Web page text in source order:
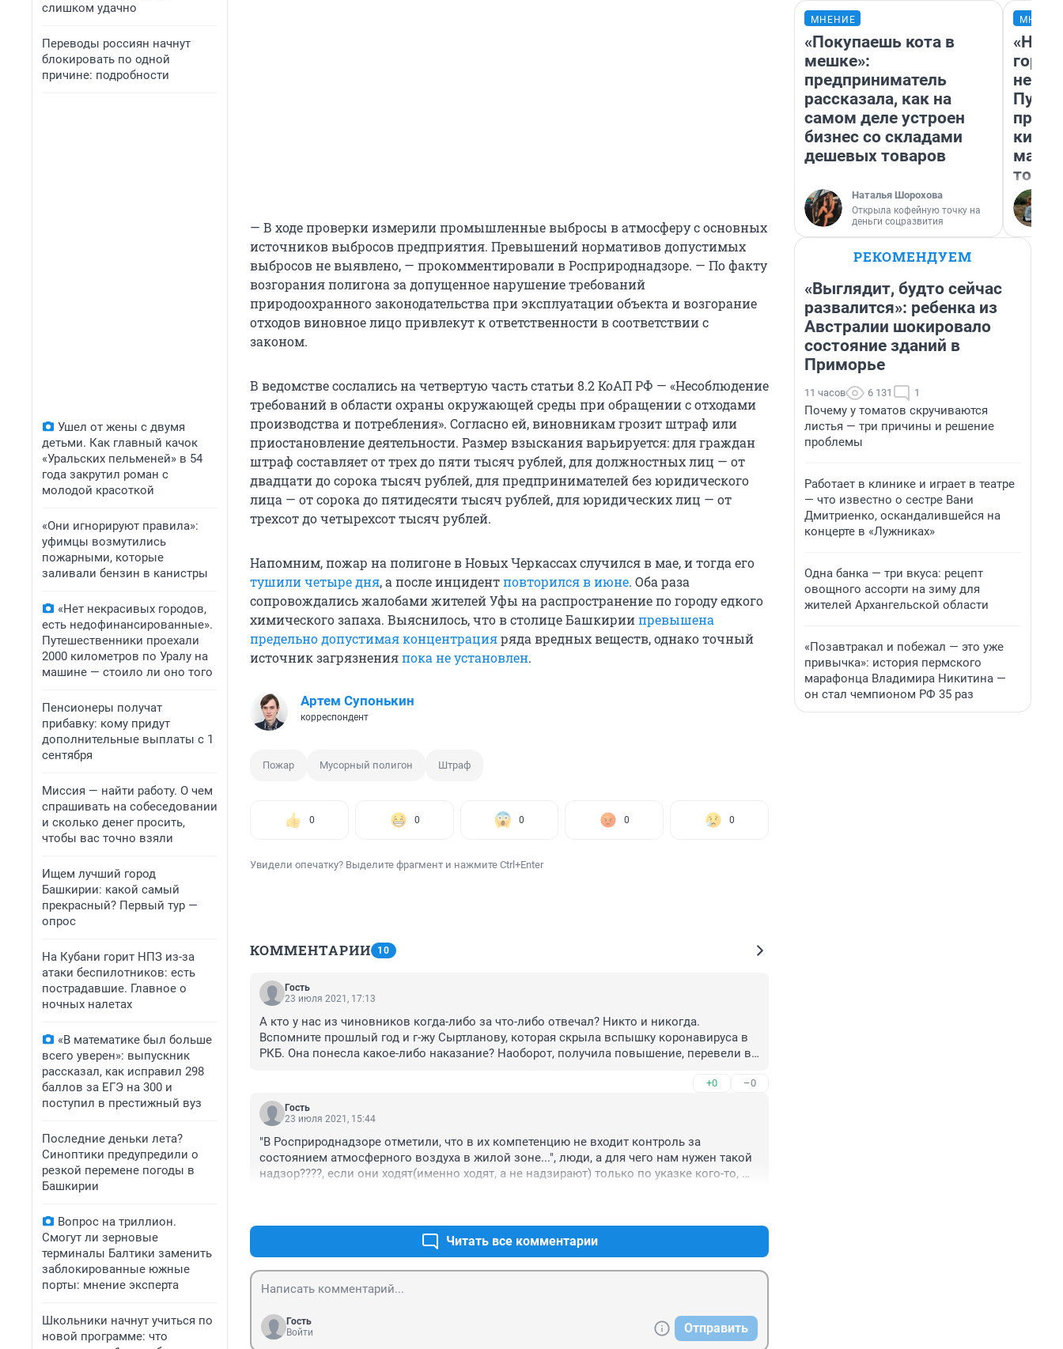
слишком удачно
Переводы россиян начнут
блокировать по одной
причине: подробности
Ушел от жены с двумя
детьми. Как главный качок
«Уральских пельменей» в 54
года закрутил роман с
молодой красоткой
«Они игнорируют правила»:
уфимцы возмутились
пожарными, которые
заливали бензин в канистры
«Нет некрасивых городов,
есть недофинансированные».
Путешественники проехали
2000 километров по Уралу на
машине — стоило ли оно того
Пенсионеры получат
прибавку: кому придут
дополнительные выплаты с 1
сентября
Миссия — найти работу. О чем
спрашивать на собеседовании
и сколько денег просить,
чтобы вас точно взяли
Ищем лучший город
Башкирии: какой самый
прекрасный? Первый тур —
опрос
На Кубани горит НПЗ из-за
атаки беспилотников: есть
пострадавшие. Главное о
ночных налетах
«В математике был больше
всего уверен»: выпускник
рассказал, как исправил 298
баллов за ЕГЭ на 300 и
поступил в престижный вуз
Последние деньки лета?
Синоптики предупредили о
резкой перемене погоды в
Башкирии
Вопрос на триллион.
Смогут ли зерновые
терминалы Балтики заменить
заблокированные южные
порты: мнение эксперта
Школьники начнут учиться по
новой программе: что
— В ходе проверки измерили промышленные выбросы в атмосферу с основных
источников выбросов предприятия. Превышений нормативов допустимых
выбросов не выявлено, — прокомментировали в Росприроднадзоре. — По факту
возгорания полигона за допущенное нарушение требований
природоохранного законодательства при эксплуатации объекта и возгорание
отходов виновное лицо привлекут к ответственности в соответствии с
законом.
В ведомстве сослались на четвертую часть статьи 8.2 КоАП РФ — «Несоблюдение
требований в области охраны окружающей среды при обращении с отходами
производства и потребления». Согласно ей, виновникам грозит штраф или
приостановление деятельности. Размер взыскания варьируется: для граждан
штраф составляет от трех до пяти тысяч рублей, для должностных лиц — от
двадцати до сорока тысяч рублей, для предпринимателей без юридического
лица — от сорока до пятидесяти тысяч рублей, для юридических лиц — от
трехсот до четырехсот тысяч рублей.
Напомним, пожар на полигоне в Новых Черкассах случился в мае, и тогда его
тушили четыре дня, а после инцидентповторился в июне. Оба раза
сопровождались жалобами жителей Уфы на распространение по городу едкого
химического запаха. Выяснилось, что в столице Башкириипревышена
предельно допустимая концентрацияряда вредных веществ, однако точный
источник загрязненияпока не установлен.
Артем Супонькин
корреспондент
Пожар Мусорный полигон Штраф
0 0 0 0 0
Увидели опечатку? Выделите фрагмент и нажмите Ctrl+Enter
КОММЕНТАРИИ 10
Гость
23 июля 2021, 17:13
А кто у нас из чиновников когда-либо за что-либо отвечал? Никто и никогда.
Вспомните прошлый год и г-жу Сыртланову, которая скрыла вспышку коронавируса в
РКБ. Она понесла какое-либо наказание? Наоборот, получила повышение, перевели в
+0 –0
Гость
23 июля 2021, 15:44
"В Росприроднадзоре отметили, что в их компетенцию не входит контроль за
состоянием атмосферного воздуха в жилой зоне...", люди, а для чего нам нужен такой
надзор????, если они ходят(именно ходят, а не надзирают) только по указке кого-то,
Читать все комментарии
Гость
Войти
Отправить
МНЕНИЕ
«Покупаешь кота в
мешке»:
предприниматель
рассказала, как на
самом деле устроен
бизнес со складами
дешевых товаров
Наталья Шорохова
Открыла кофейную точку на
деньги соцразвития
«Нет
того
РЕКОМЕНДУЕМ
«Выглядит, будто сейчас
развалится»: ребенка из
Австралии шокировало
состояние зданий в
Приморье
11 часов 6 131 1
Почему у томатов скручиваются
листья — три причины и решение
проблемы
Работает в клинике и играет в театре
— что известно о сестре Вани
Дмитриенко, оскандалившейся на
концерте в «Лужниках»
Одна банка — три вкуса: рецепт
овощного ассорти на зиму для
жителей Архангельской области
«Позавтракал и побежал — это уже
привычка»: история пермского
марафонца Владимира Никитина —
он стал чемпионом РФ 35 раз